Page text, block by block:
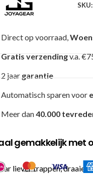
Direct op voorraad,
Gratis verzendingv.a.
2 jaar garantie
Automatisch sparen voor
Meer dan40.000
gemakkelijk met
liever trappen, draaien